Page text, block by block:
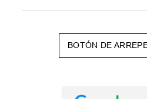
BOTÓN DE